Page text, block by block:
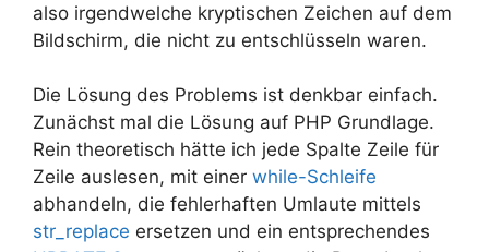
also irgendwelche kryptischen Zeichen auf dem
Bildschirm, die nicht zu entschlüsseln waren.
Die Lösung des Problems ist denkbar einfach.
Zunächst mal die Lösung auf PHP Grundlage.
Rein theoretisch hätte ich jede Spalte Zeile für
Zeile auslesen, mit einer while-Schleife
abhandeln, die fehlerhaften Umlaute mittels
str_replace ersetzen und ein entsprechendes